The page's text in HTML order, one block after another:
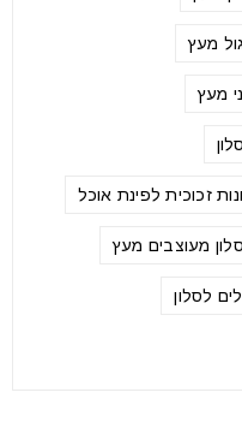
מעץ
מעץ
זכוכית לפינת אוכל
מעוצבים מעץ
לסלון